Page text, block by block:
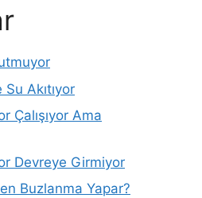
Akıtıyor
Çalışıyor Ama
Devreye Girmiyor
Buzlanma Yapar?